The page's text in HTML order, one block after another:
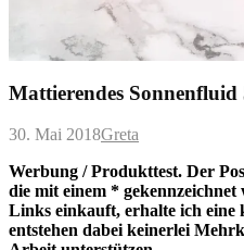
Mattierendes Sonnenfluid
30. Mai 2018Greta
Werbung / Produkttest. Der
die mit einem *
Links einkauft, erhalte ich eine
entstehen dabei keinerlei